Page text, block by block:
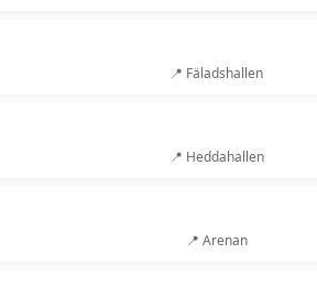
📍 Fäladshallen
📍 Heddahallen
📍 Arenan